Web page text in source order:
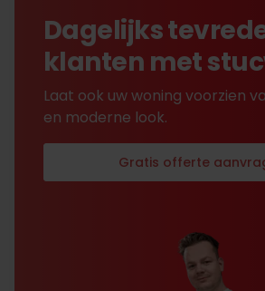
Dagelijks
klanten met
Laat ook uw woning voorzien
en moderne look.
Gratis offerte